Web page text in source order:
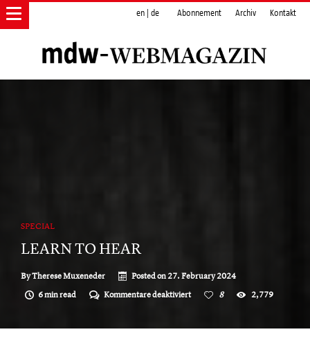
en de Abonnement Archiv Kontakt
SPECIAL
LEARN TO HEAR
ByTherese Muxeneder Posted on27. February 2024
6 min read
Kommentare deaktiviertfür
HEAR
8 2,779